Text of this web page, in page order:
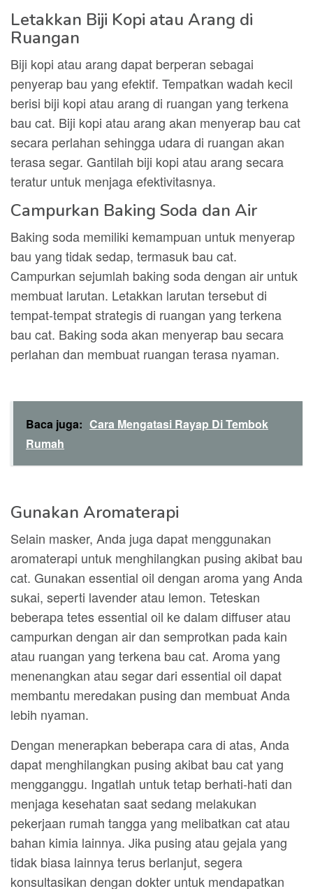
Letakkan Biji Kopi atau Arang di
Ruangan
Biji kopi atau arang dapat berperan sebagai
penyerap bau yang efektif. Tempatkan wadah kecil
berisi biji kopi atau arang di ruangan yang terkena
bau cat. Biji kopi atau arang akan menyerap bau cat
secara perlahan sehingga udara di ruangan akan
terasa segar. Gantilah biji kopi atau arang secara
teratur untuk menjaga efektivitasnya.
Campurkan Baking Soda dan Air
Baking soda memiliki kemampuan untuk menyerap
bau yang tidak sedap, termasuk bau cat.
Campurkan sejumlah baking soda dengan air untuk
membuat larutan. Letakkan larutan tersebut di
tempat-tempat strategis di ruangan yang terkena
bau cat. Baking soda akan menyerap bau secara
perlahan dan membuat ruangan terasa nyaman.
Baca juga: Cara Mengatasi Rayap Di Tembok
Rumah
Gunakan Aromaterapi
Selain masker, Anda juga dapat menggunakan
aromaterapi untuk menghilangkan pusing akibat bau
cat. Gunakan essential oil dengan aroma yang Anda
sukai, seperti lavender atau lemon. Teteskan
beberapa tetes essential oil ke dalam diffuser atau
campurkan dengan air dan semprotkan pada kain
atau ruangan yang terkena bau cat. Aroma yang
menenangkan atau segar dari essential oil dapat
membantu meredakan pusing dan membuat Anda
lebih nyaman.
Dengan menerapkan beberapa cara di atas, Anda
dapat menghilangkan pusing akibat bau cat yang
mengganggu. Ingatlah untuk tetap berhati-hati dan
menjaga kesehatan saat sedang melakukan
pekerjaan rumah tangga yang melibatkan cat atau
bahan kimia lainnya. Jika pusing atau gejala yang
tidak biasa lainnya terus berlanjut, segera
konsultasikan dengan dokter untuk mendapatkan